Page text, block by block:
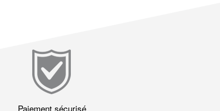
Paiement sécurisé